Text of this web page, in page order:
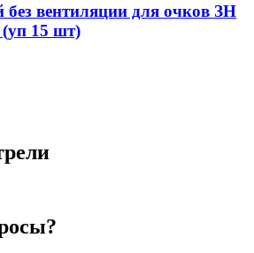
вентиляции для очков ЗН
(уп 15 шт)